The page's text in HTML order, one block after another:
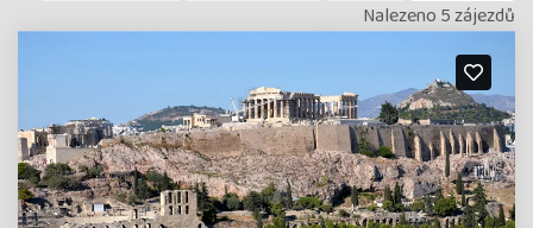
Nalezeno 5 zájezdů